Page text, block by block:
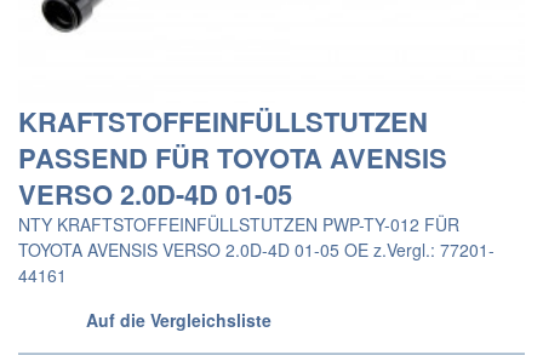
KRAFTSTOFFEINFÜLLSTUTZEN
PASSEND FÜR TOYOTA AVENSIS
VERSO 2.0D-4D 01-05
NTY KRAFTSTOFFEINFÜLLSTUTZEN PWP-TY-012 FÜR
TOYOTA AVENSIS VERSO 2.0D-4D 01-05 OE z.Vergl.: 77201-
44161
Auf die Vergleichsliste